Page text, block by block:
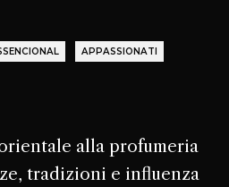
APPASSIONATI
alla profumeria
tradizioni e influenza